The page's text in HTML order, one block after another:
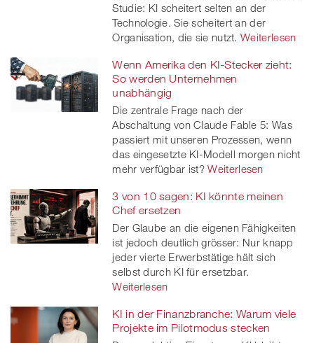
Studie: KI scheitert selten an der
Technologie. Sie scheitert an der
Organisation, die sie nutzt. Weiterlesen
Wenn Amerika den KI-Stecker zieht:
So werden Unternehmen
unabhängig
Die zentrale Frage nach der
Abschaltung von Claude Fable 5: Was
passiert mit unseren Prozessen, wenn
das eingesetzte KI-Modell morgen nicht
mehr verfügbar ist? Weiterlesen
3 von 10 sagen: KI könnte meinen
Chef ersetzen
Der Glaube an die eigenen Fähigkeiten
ist jedoch deutlich grösser: Nur knapp
jeder vierte Erwerbstätige hält sich
selbst durch KI für ersetzbar.
Weiterlesen
KI in der Finanzbranche: Warum viele
Projekte im Pilotmodus stecken